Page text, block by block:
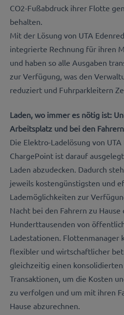
CO2-Fußabdruck ihrer Flotte
behalten.
Mit der Lösung von UTA
integrierte Rechnung für ihren
und haben so alle Ausgaben
zur Verfügung, was den
reduziert und Fuhrparkleitern
Laden, wo immer es nötig ist:
Arbeitsplatz und bei den
Die Elektro-Ladelösung von
ChargePoint ist darauf
Laden abzudecken. Dadurch
jeweils kostengünstigsten und
Lademöglichkeiten zur
Nacht bei den Fahrern zu Hause
Hunderttausenden von
Ladestationen. Flottenmanager
flexibler und wirtschaftlicher
gleichzeitig einen
Transaktionen, um die Kosten
zu verfolgen und um mit ihren
Hause abzurechnen.